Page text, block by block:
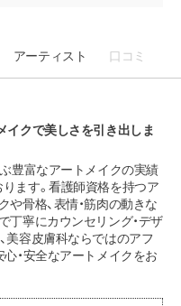
アーティスト 口コミ
イクで美しさを引き出しま
豊富なアートメイクの実績
ます。看護師資格を持つア
骨格、表情・筋肉の動きな
丁寧にカウンセリング・デザ
美容皮膚科ならではのアフ
・安全なアートメイクをお